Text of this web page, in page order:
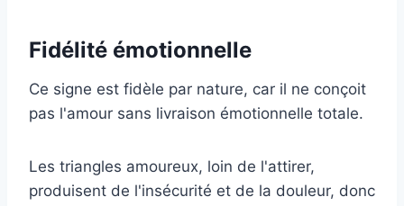
Fidélité émotionnelle
Ce signe est fidèle par nature, car il ne conçoit
pas l'amour sans livraison émotionnelle totale.
Les triangles amoureux, loin de l'attirer,
produisent de l'insécurité et de la douleur, donc